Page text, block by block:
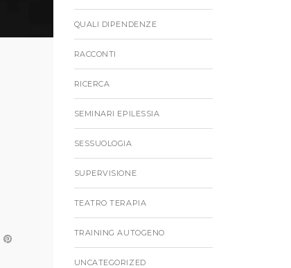
QUALI DIPENDENZE
RACCONTI
RICERCA
SEMINARI EPILESSIA
SESSUOLOGIA
SUPERVISIONE
TEATRO TERAPIA
TRAINING AUTOGENO
UNCATEGORIZED